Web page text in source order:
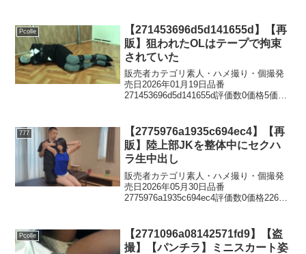
スが終わった後、彼女たちはトロフィ...
Pcolle
【271453696d5d141655d】【再
販】狙われたOLはテープで拘束
されていた
販売者カテゴリ素人・ハメ撮り・個撮発
売日2026年01月19日品番
271453696d5d141655d評価数0価格5価格
複購入にはご注意ください- SM BD...
777
【2775976a1935c694ec4】【再
販】陸上部JKを整体中にセクハ
ラ生中出し
販売者カテゴリ素人・ハメ撮り・個撮発
売日2026年05月30日品番
2775976a1935c694ec4評価数0価格226価
す。重複購入にはご注意ください。ど
う...
Pcolle
【2771096a08142571fd9】【盗
撮】【パンチラ】ミニスカート姿